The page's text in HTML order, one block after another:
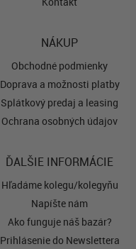
NÁKUP
Obchodné podmienky
Doprava a možnosti platby
Splátkový predaj a leasing
Ochrana osobných údajov
ĎALŠIE INFORMÁCIE
Hľadáme kolegu/kolegyňu
Napíšte nám
Ako funguje náš bazár?
Prihlásenie do Newslettera